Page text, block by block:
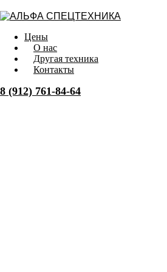
Цены
О нас
Другая техника
Контакты
8 (912) 761-84-64